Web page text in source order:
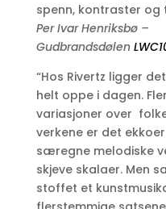
spenn, kontraster og
Per Ivar Henriksbø –
Gudbrandsdølen
“Hos Rivertz ligger
helt oppe i dagen.
variasjoner over
verkene er det
særegne melodiske
skjeve skalaer. Men
stoffet et